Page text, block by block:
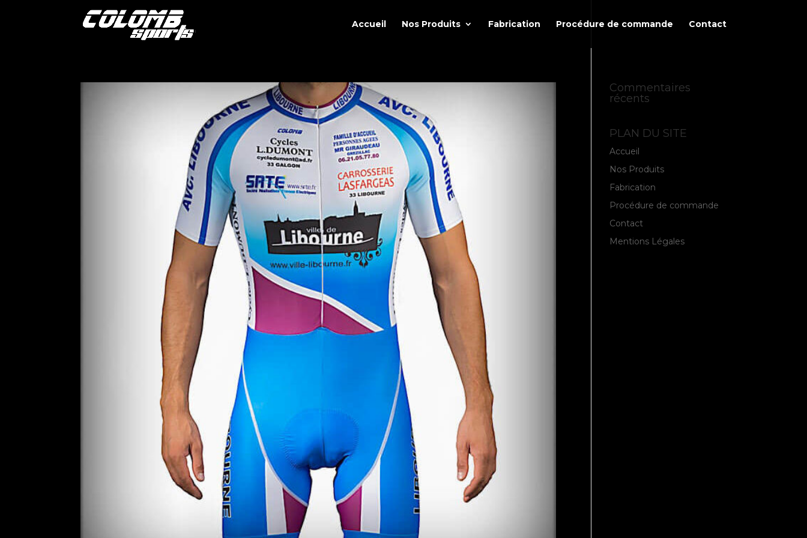
Accueil Nos Produits Fabrication Procédure de commande Contact
Commentaires
récents
PLAN DU SITE
Accueil
Nos Produits
Fabrication
Procédure de commande
Contact
Mentions Légales